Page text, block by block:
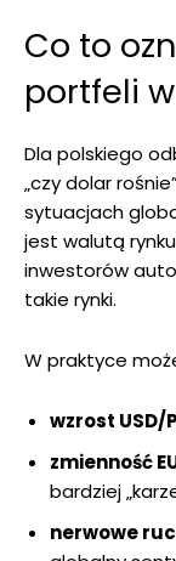
Co to
portfeli
Dla polskiego
„czy dolar
sytuacjach
jest walutą
inwestorów
takie rynki.
W praktyce
wzrost USD/
zmienność
bardziej
nerwowe